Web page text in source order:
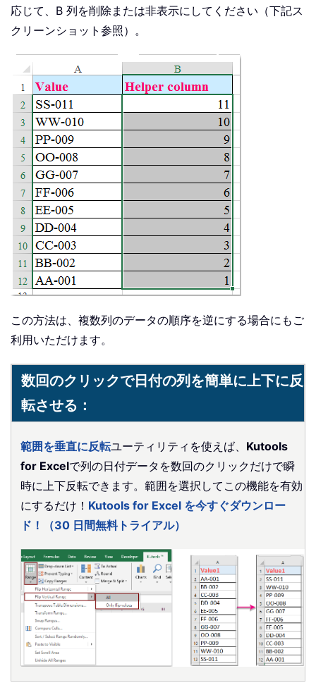
応じて、B 列を削除または非表示にしてください（下記ス
クリーンショット参照）。
この方法は、複数列のデータの順序を逆にする場合にもご
利用いただけます。
数回のクリックで日付の列を簡単に上下に反
転させる：
範囲を垂直に反転ユーティリティを使えば、 Kutools
for Excelで列の日付データを数回のクリックだけで瞬
時に上下反転できます。範囲を選択してこの機能を有効
にするだけ！ Kutools for Excel を今すぐダウンロー
ド！（30 日間無料トライアル）